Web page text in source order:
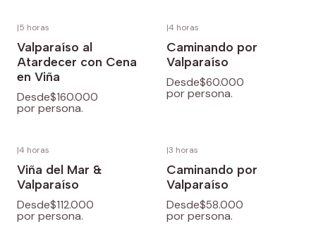
|5 horas
Valparaíso al
Atardecer con Cena
en Viña
Desde$160.000
por persona.
|4 horas
Caminando por
Valparaíso
Desde$60.000
por persona.
|4 horas
Viña del Mar &
Valparaíso
Desde$112.000
por persona.
|3 horas
Caminando por
Valparaíso
Desde$58.000
por persona.